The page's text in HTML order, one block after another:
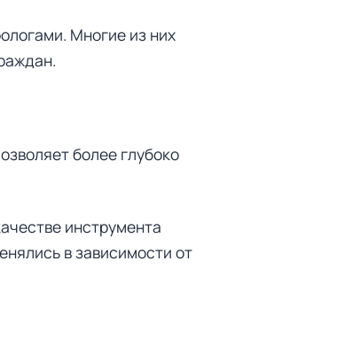
Многие из них
более глубоко
инструмента
в зависимости от